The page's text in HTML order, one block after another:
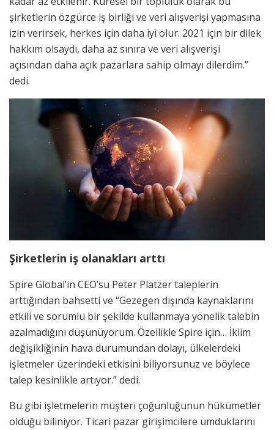
şirketlerin özgürce iş birliği ve veri alışverişi yapmasına
izin verirsek, herkes için daha iyi olur. 2021 için bir dilek
hakkım olsaydı, daha az sınıra ve veri alışverişi
açısından daha açık pazarlara sahip olmayı dilerdim.”
dedi.
Şirketlerin iş olanakları arttı
Spire Global’in CEO’su Peter Platzer taleplerin
arttığından bahsetti ve “Gezegen dışında kaynaklarını
etkili ve sorumlu bir şekilde kullanmaya yönelik talebin
azalmadığını düşünüyorum. Özellikle Spire için… İklim
değişikliğinin hava durumundan dolayı, ülkelerdeki
işletmeler üzerindeki etkisini biliyorsunuz ve böylece
talep kesinlikle artıyor.” dedi.
Bu gibi işletmelerin müşteri çoğunluğunun hükümetler
olduğu biliniyor. Ticari pazar girişimcilere umduklarını